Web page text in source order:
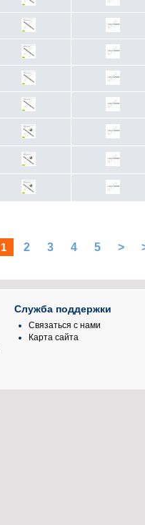
1 2 3 4 5 >
Служба поддержки
Связаться с нами
Карта сайта